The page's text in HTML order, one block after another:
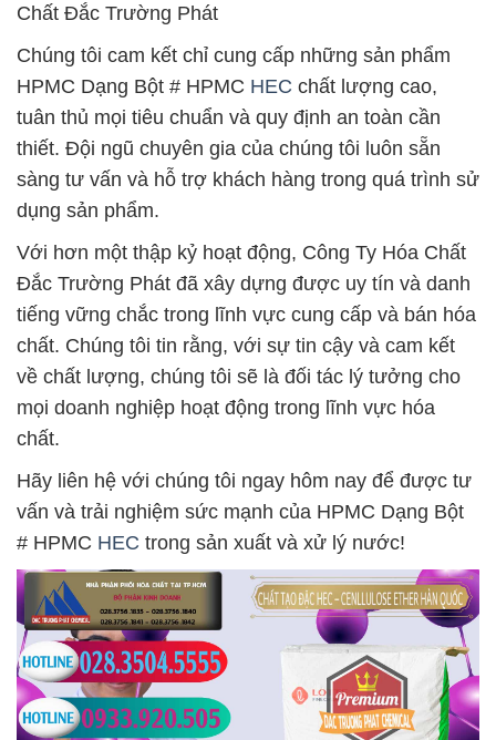
Chất Đắc Trường Phát
Chúng tôi cam kết chỉ cung cấp những sản phẩm
HPMC Dạng Bột # HPMC HEC chất lượng cao,
tuân thủ mọi tiêu chuẩn và quy định an toàn cần
thiết. Đội ngũ chuyên gia của chúng tôi luôn sẵn
sàng tư vấn và hỗ trợ khách hàng trong quá trình sử
dụng sản phẩm.
Với hơn một thập kỷ hoạt động, Công Ty Hóa Chất
Đắc Trường Phát đã xây dựng được uy tín và danh
tiếng vững chắc trong lĩnh vực cung cấp và bán hóa
chất. Chúng tôi tin rằng, với sự tin cậy và cam kết
về chất lượng, chúng tôi sẽ là đối tác lý tưởng cho
mọi doanh nghiệp hoạt động trong lĩnh vực hóa
chất.
Hãy liên hệ với chúng tôi ngay hôm nay để được tư
vấn và trải nghiệm sức mạnh của HPMC Dạng Bột
# HPMC HEC trong sản xuất và xử lý nước!